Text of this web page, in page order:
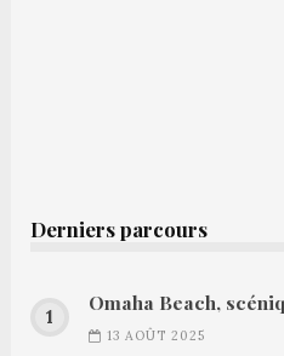
Derniers parcours
Omaha Beach,
13 AOÛT 2025